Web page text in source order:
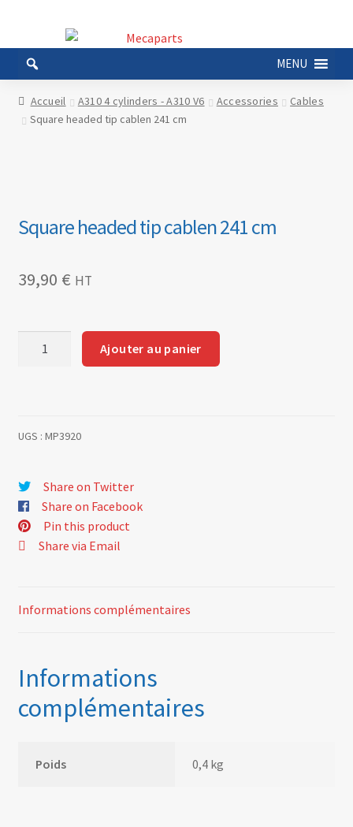
la
navigation
au
contenu
MENU
Accueil A310 4 cylinders - A310 V6 Accessories
Cables
Square headed tip cablen 241 cm
Square headed tip cablen 241 cm
39,90 € HT
cablen
cm
Ajouter au panier
UGS : MP3920
Share on Twitter
Share on Facebook
Pin this product
Share via Email
Informations complémentaires
Informations
complémentaires
Poids 0,4 kg